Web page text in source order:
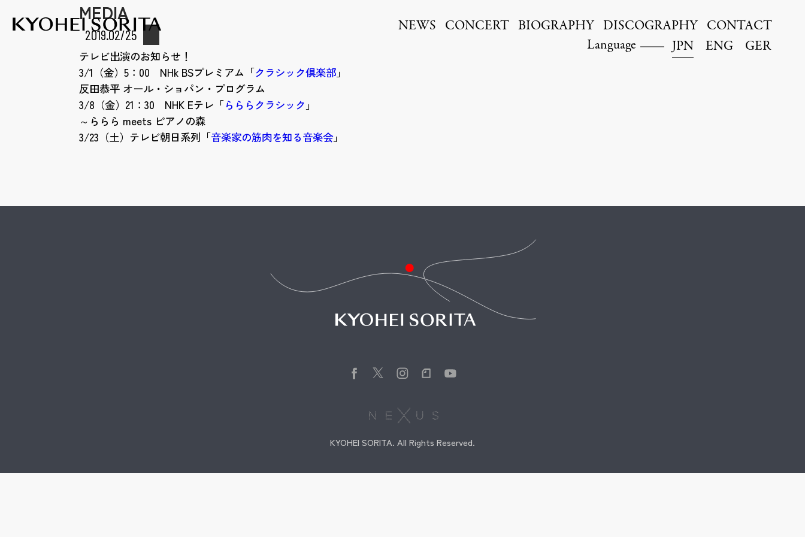
Language JPN ENG GER
NEWS CONCERT BIOGRAPHY DISCOGRAPHY CONTACT
MEDIA
2019.02/25
テレビ出演のお知らせ！
3/1（金）5：00 NHk BSプレミアム「クラシック倶楽部 」
反田恭平 オール・ショパン・プログラム
3/8（金）21：30 NHK Eテレ「らららクラシック 」
～ららら meets ピアノの森
3/23（土）テレビ朝日系列「音楽家の筋肉を知る音楽会」
KYOHEI SORITA. All Rights Reserved.